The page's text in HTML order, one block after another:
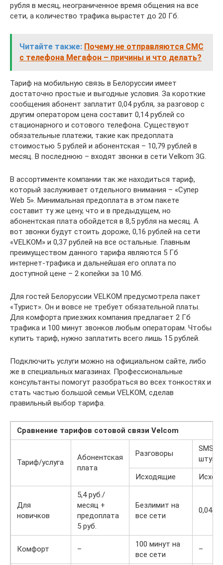
рубля в месяц, неограниченное время общения на все
сети, а количество трафика вырастет до 20 Гб.
Читайте также: Почему не отправляются СМС
с телефона Мегафон – причины и что делать?
Тариф на мобильную связь в Белоруссии имеет
достаточно простые и выгодные условия. За короткие
сообщения абонент заплатит 0,04 рубля, за разговор с
другим оператором цена составит 0,14 рублей со
стационарного и сотового телефона. Существуют
обязательные платежи, такие как предоплата
стоимостью 5 рублей и абонентская – 10,79 рублей в
месяц. В последнюю – входят звонки в сети Velkom 3G.
В ассортименте компании так же находиться тариф,
который заслуживает отдельного внимания – «Супер
Web 5». Минимальная предоплата в этом пакете
составит ту же цену, что и в предыдущем, но
абонентская плата обойдется в 8,5 рубля на месяц. А
вот звонки будут стоить дороже, 0,16 рублей на сети
«VELKOM» и 0,37 рублей на все остальные. Главным
преимуществом данного тарифа являются 5 Гб
интернет-трафика и дальнейшая его оплата по
доступной цене – 2 копейки за 10 Мб.
Для гостей Белоруссии VELKOM предусмотрела пакет
«Турист». Он и вовсе не требует обязательной платы.
Для комфорта приезжих компания предлагает 2 Гб
трафика и 100 минут звонков любым операторам. Чтобы
купить тариф, нужно заплатить всего лишь 15 рублей.
Подключить услуги можно на официальном сайте, либо
же в специальных магазинах. Профессиональные
консультанты помогут разобраться во всех тонкостях и
стать частью большой семьи VELKOM, сделав
правильный выбор тарифа.
Сравнение тарифов сотовой связи Velcom
Тариф/услуга
Абонентская
плата
Разговоры
SMS
штуку)
Исходящие
Для
новичков
5,4 руб./
месяц +
предоплата
5 руб.
Безлимит на
все сети
0,04
Комфорт –
100 минут на
все сети
–